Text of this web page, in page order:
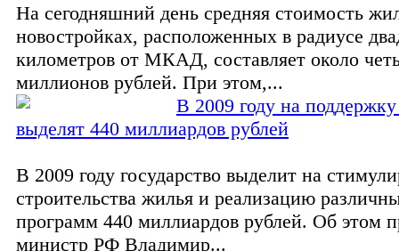
На сегодняшний день средняя стоимость
новостройках, расположенных в радиусе
километров от МКАД, составляет около
миллионов рублей. При этом,...
В 2009 году на
выделят 440 миллиардов рублей
В 2009 году государство выделит на
строительства жилья и реализацию
программ 440 миллиардов рублей. Об этом
министр РФ Владимир...